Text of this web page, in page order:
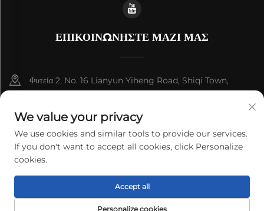
ΕΠΙΚΟΙΝΩΝΗΣΤΕ ΜΑΖΙ ΜΑΣ
Φυτεία 2, No. 16 Lianyun Yiheng Road, Shiqi Town,
+86-13192436782
[email protected]
Δικαιώματα πνευματικής ιδιοκτησίας © 2025 cnus tech (guangdong)
co.,ltd. Πάντα διατηρούνται. Πολιτική απορρήτου
We value your privacy
We use cookies and similar tools to provide our services.
If you don't want to accept all cookies, click Personalize
cookies.
Personalize cookies
Accept all